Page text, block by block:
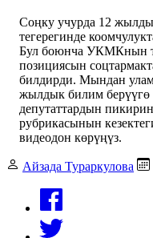
Соңку учурда 12
тегерегинде
Бул боюнча УКМКнын
позициясын
билдирди. Мындан
жылдык билим берүүгө
депутаттардын
рубрикасынын
видеодон көрүңүз.
Айзада Тураркулова